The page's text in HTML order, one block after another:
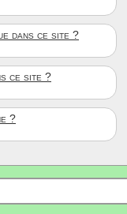
dans ce site ?
ce site ?
?